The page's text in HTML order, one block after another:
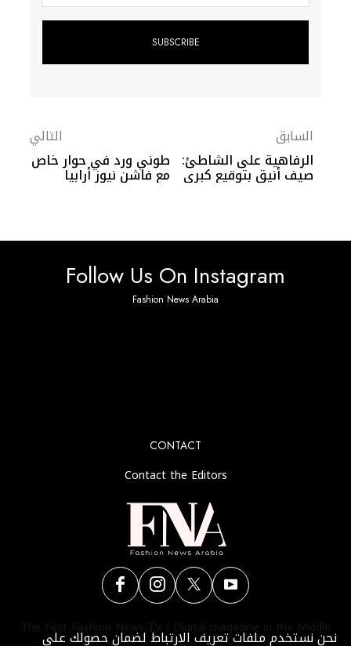
السابق
الرفاهية على الشاطئ:
صيف أنيق بتوقيع كبرى
دور الأزياء العالمية
التالي
طوني ورد في حوار خاص
مع فاشن نيوز أرابيا
الناس ليسوا مضطرين
Follow Us On Instagram
Fashion News Arabia
CONTACT
Contact the Editors
The First Fashion News TV / Digital magazine in the Middle
نحن نستخدم ملفات تعريف الارتباط لضمان حصولك على